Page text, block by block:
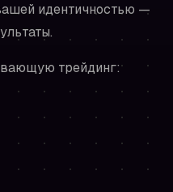
идентичностью —
трейдинг: